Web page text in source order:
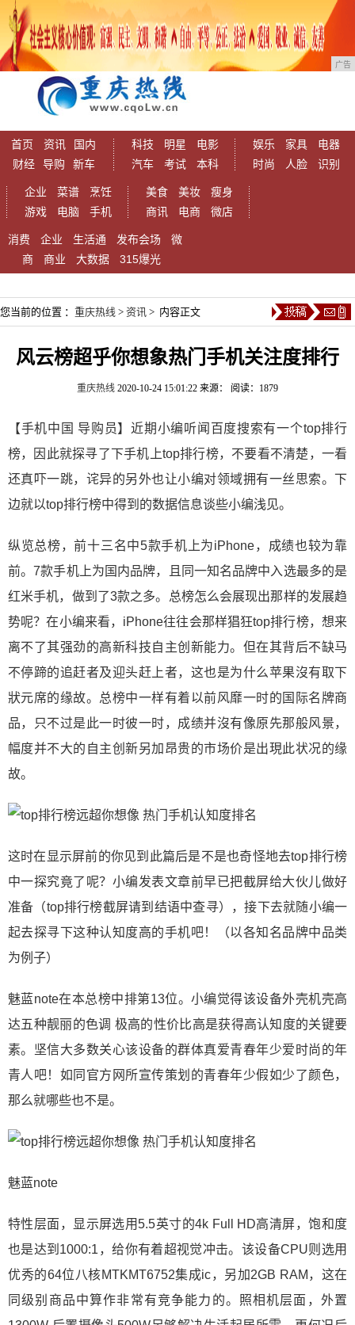
广告
首页 资讯
国内
财经
导购 新车
科技 明星
电影
汽车
考试 本科
娱乐 家具
电器
时尚
人脸 识别
企业 菜谱
烹饪
游戏
电脑 手机
美食 美妆
瘦身
商讯
电商 微店
消费 企业 生活通 发布会场
微
商
商业 大数据 315爆光
您当前的位置 ： 重庆热线 > 资讯 > 内容正文
风云榜超乎你想象热门手机关注度排行
重庆热线 2020-10-24 15:01:22 来源： 阅读：1879
【手机中国 导购员】近期小编听闻百度搜索有一个top排行
榜，因此就探寻了下手机上top排行榜，不要看不清楚，一看
还真吓一跳，诧异的另外也让小编对领域拥有一丝思索。下
边就以top排行榜中得到的数据信息谈些小编浅见。
纵览总榜，前十三名中5款手机上为iPhone，成绩也较为靠
前。7款手机上为国内品牌，且同一知名品牌中入选最多的是
红米手机，做到了3款之多。总榜怎么会展现出那样的发展趋
势呢？在小编来看，iPhone往往会那样猖狂top排行榜，想来
离不了其强劲的高新科技自主创新能力。但在其背后不缺马
不停蹄的追赶者及迎头赶上者，这也是为什么苹果沒有取下
狀元席的缘故。总榜中一样有着以前风靡一时的国际名牌商
品，只不过是此一时彼一时，成绩并沒有像原先那般风景，
幅度并不大的自主创新另加昂贵的市场价是出現此状况的缘
故。
这时在显示屏前的你见到此篇后是不是也奇怪地去top排行榜
中一探究竟了呢？小编发表文章前早已把截屏给大伙儿做好
准备（top排行榜截屏请到结语中查寻），接下去就随小编一
起去探寻下这种认知度高的手机吧！（以各知名品牌中品类
为例子）
魅蓝note在本总榜中排第13位。小编觉得该设备外壳机壳高
达五种靓丽的色调 极高的性价比高是获得高认知度的关键要
素。坚信大多数关心该设备的群体真爱青春年少爱时尚的年
青人吧！如同官方网所宣传策划的青春年少假如少了颜色，
那么就哪些也不是。
魅蓝note
特性层面，显示屏选用5.5英寸的4k Full HD高清屏，饱和度
也是达到1000:1，给你有着超视觉冲击。该设备CPU则选用
优秀的64位八核MTKMT6752集成ic，另加2GB RAM，这在
同级别商品中算作非常有竞争能力的。照相机层面，外置